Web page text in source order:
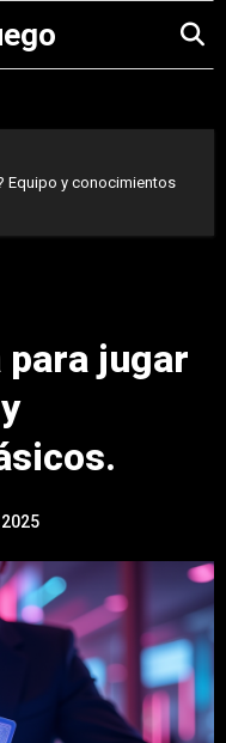
Equipo y conocimientos
para jugar